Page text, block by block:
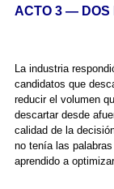
ACTO 3 — DOS
La industria
candidatos que
reducir el volumen
descartar desde
calidad de la
no tenía las
aprendido a